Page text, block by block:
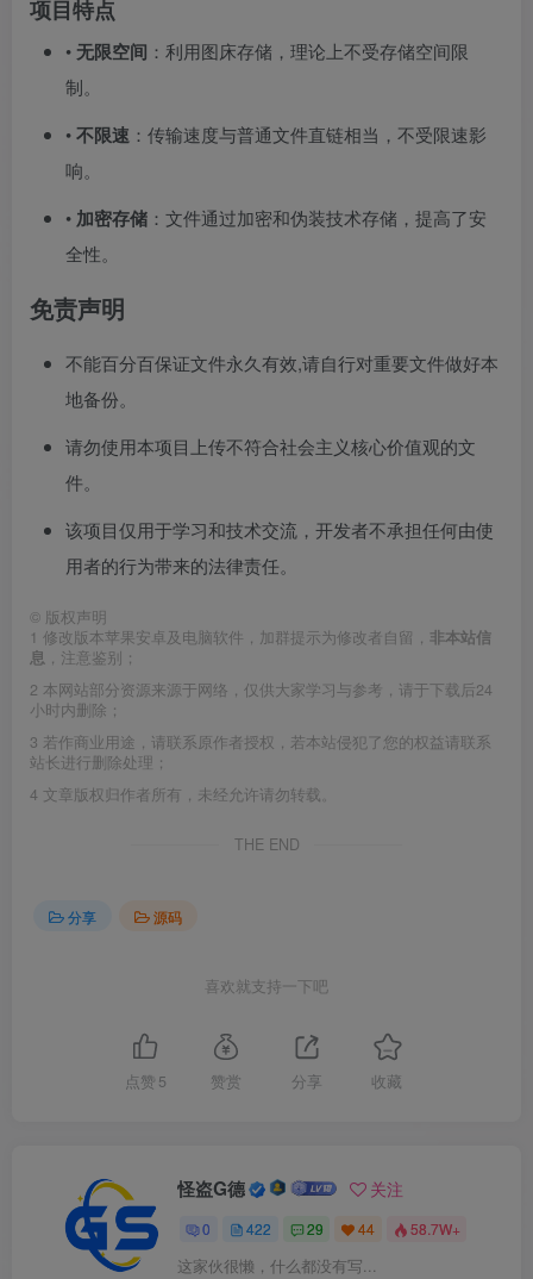
项目特点
• 无限空间 ：利用图床存储，理论上不受存储空间限
制。
•不限速 ：传输速度与普通文件直链相当，不受限速影
响。
• 加密存储 ：文件通过加密和伪装技术存储，提高了安
全性。
免责声明
不能百分百保证文件永久有效,请自行对重要文件做好本
地备份。
请勿使用本项目上传不符合社会主义核心价值观的文
件。
该项目仅用于学习和技术交流，开发者不承担任何由使
用者的行为带来的法律责任。
© 版权声明
1 修改版本苹果安卓及电脑软件，加群提示为修改者自留， 非本站信
息 ，注意鉴别；
2 本网站部分资源来源于网络，仅供大家学习与参考，请于下载后24
小时内删除；
3 若作商业用途，请联系原作者授权，若本站侵犯了您的权益请联系
站长进行删除处理；
4 文章版权归作者所有，未经允许请勿转载。
THE END
分享 源码
喜欢就支持一下吧
点赞 5 赞赏 分享 收藏
怪盗G德 关注
0 422 29 44 58.7W+
这家伙很懒，什么都没有写...